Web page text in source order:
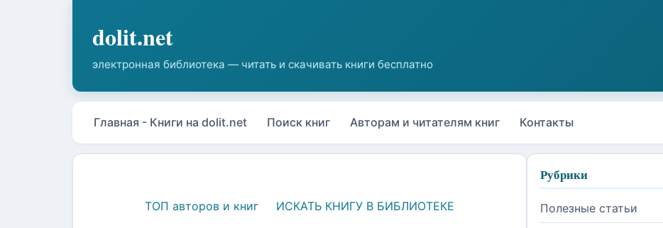
Главная - Книги на dolit.net Поиск книг Авторам и читателям книг Контакты
ТОП авторов и книг ИСКАТЬ КНИГУ В БИБЛИОТЕКЕ
Рубрики
Полезные статьи